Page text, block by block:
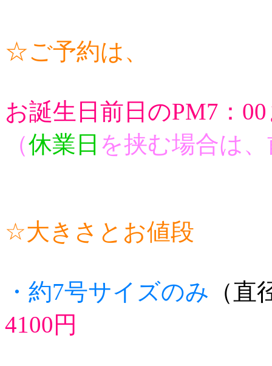
☆ご予約は、
お誕生日前日のPM7：
（休業日 を挟む場合は
☆大きさとお値段
・約7号サイズのみ （
4100円